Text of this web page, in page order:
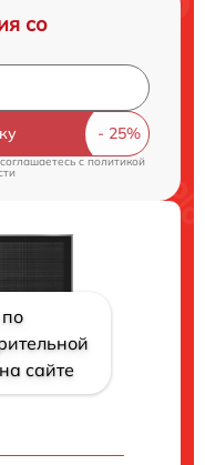
со
cполитикой
сайте